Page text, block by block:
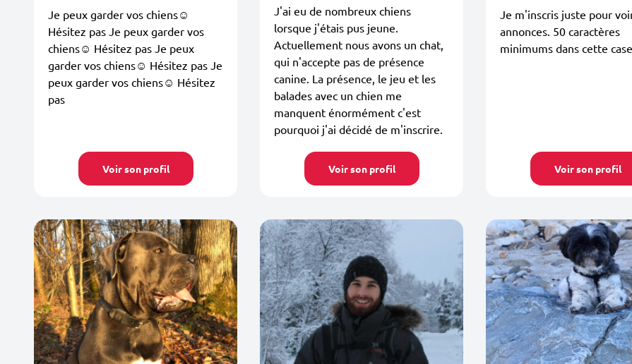
Je peux garder vos chiens☺️
Hésitez pas Je peux garder vos
chiens☺️ Hésitez pas Je peux
garder vos chiens☺️ Hésitez pas Je
peux garder vos chiens☺️ Hésitez
pas
Voir son profil
J'ai eu de nombreux chiens
lorsque j'étais pus jeune.
Actuellement nous avons un chat,
qui n'accepte pas de présence
canine. La présence, le jeu et les
balades avec un chien me
manquent énormément c'est
pourquoi j'ai décidé de m'inscrire.
Voir son profil
Je m'inscris juste pour
annonces. 50 caractères
minimums dans cette case.
Voir son profil